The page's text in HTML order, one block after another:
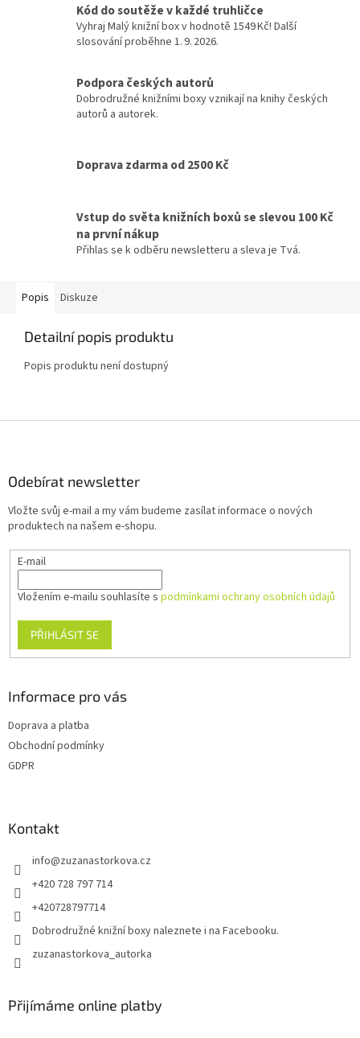
Kód do soutěže v každé truhličce
Vyhraj Malý knižní box v hodnotě 1549 Kč! Další
slosování proběhne 1. 9. 2026.
Podpora českých autorů
Dobrodružné knižními boxy vznikají na knihy českých
autorů a autorek.
Doprava zdarma od 2500 Kč
Vstup do světa knižních boxů se slevou 100 Kč
na první nákup
Přihlas se k odběru newsletteru a sleva je Tvá.
Popis Diskuze
Detailní popis produktu
Popis produktu není dostupný
Odebírat newsletter
Vložte svůj e-mail a my vám budeme zasílat informace o nových
produktech na našem e-shopu.
E-mail
Vložením e-mailu souhlasíte s podmínkami ochrany osobních údajů
PŘIHLÁSIT SE
Informace pro vás
Doprava a platba
Obchodní podmínky
GDPR
Kontakt
info@zuzanastorkova.cz
+420 728 797 714
+420728797714
Dobrodružné knižní boxy naleznete i na Facebooku.
zuzanastorkova_autorka
Přijímáme online platby